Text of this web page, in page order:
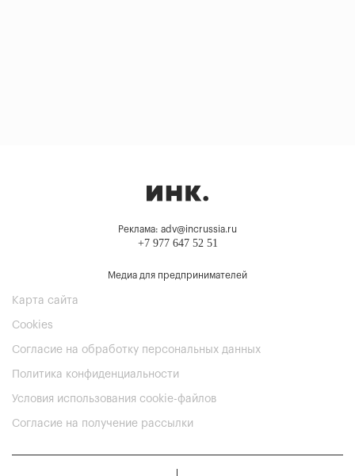
Реклама: adv@incrussia.ru
+7 977 647 52 51
Медиа для предпринимателей
Карта сайта
Cookies
Согласие на обработку персональных данных
Политика конфиденциальности
Условия использования cookie-файлов
Согласие на получение рассылки